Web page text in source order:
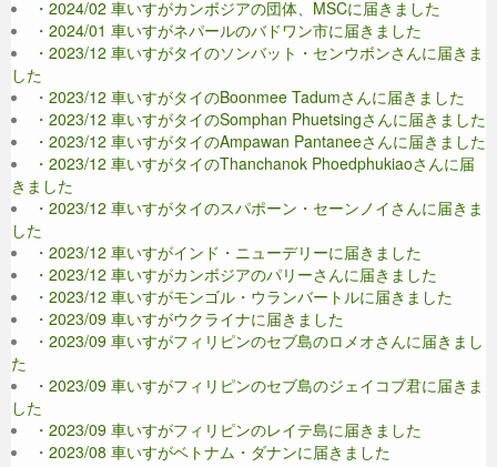
・2024/02 車いすがカンボジアの団体、MSCに届きました
・2024/01 車いすがネパールのバドワン市に届きました
・2023/12 車いすがタイのソンバット・センウボンさんに届きま
した
・2023/12 車いすがタイのBoonmee Tadumさんに届きました
・2023/12 車いすがタイのSomphan Phuetsingさんに届きました
・2023/12 車いすがタイのAmpawan Pantaneeさんに届きました
・2023/12 車いすがタイのThanchanok Phoedphukiaoさんに届
きました
・2023/12 車いすがタイのスパポーン・セーンノイさんに届きま
した
・2023/12 車いすがインド・ニューデリーに届きました
・2023/12 車いすがカンボジアのパリーさんに届きました
・2023/12 車いすがモンゴル・ウランバートルに届きました
・2023/09 車いすがウクライナに届きました
・2023/09 車いすがフィリピンのセブ島のロメオさんに届きまし
た
・2023/09 車いすがフィリピンのセブ島のジェイコブ君に届きま
した
・2023/09 車いすがフィリピンのレイテ島に届きました
・2023/08 車いすがベトナム・ダナンに届きました